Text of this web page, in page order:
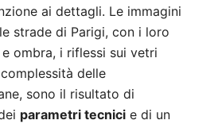
ai dettagli. Le immagini
strade di Parigi, con i loro
ombra, i riflessi sui vetri
delle
sono il risultato di
parametri tecnici e di un